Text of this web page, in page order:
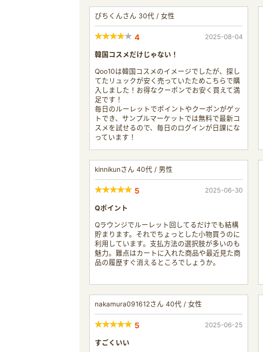
ぴちくんさん 30代 / 女性
4 2025-08-04
韓国コスメだけじゃない！
Qoo10は韓国コスメのイメージでしたが、探し
てたリュックが安く売っていたためこちらで購
入しました！お得なクーポンでお安く買えて満
足です！
毎日のルーレットでポイントやクーポンがゲッ
トでき、サンプルマーケットでは無料で最新コ
スメを試せるので、毎日のログインが日課にな
っています！
kinnikunさん 40代 / 男性
5 2025-06-30
Qポイント
Qラウンジでルーレット回してるだけでも結構
貯まります。それでちょっとした小物買うのに
利用しています。支払方法の選択肢が多いのも
魅力。難点はカートに入れた商品や最近見た商
品の履歴すぐ消えるところでしょうか。
nakamura091612さん 40代 / 女性
5 2025-06-25
すごくいい